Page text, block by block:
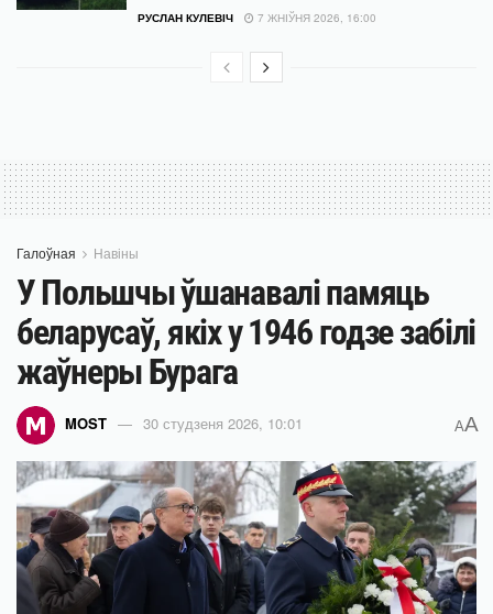
РУСЛАН КУЛЕВІЧ 7 ЖНІЎНЯ 2026, 16:00
Галоўная Навіны
У Польшчы ўшанавалі памяць
беларусаў, якіх у 1946 годзе забілі
жаўнеры Бурага
MOST 30 студзеня 2026, 10:01 AA